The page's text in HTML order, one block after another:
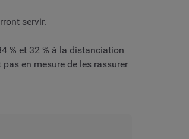
servir.
% et 32 % à la distanciation
en mesure de les rassurer